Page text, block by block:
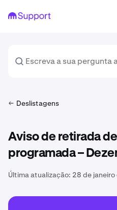
Deslistagens
Aviso de retirada
programada –
Última atualização: 28 de